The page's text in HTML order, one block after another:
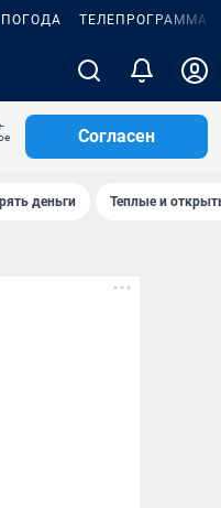
ПОГОДА ТЕЛЕПРОГРАММА
Согласен
деньги Теплые и